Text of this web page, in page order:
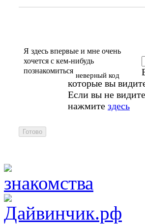
Я здесь впервые и мне очень
хочется с кем-нибудь
познакомиться
неверный код
которые вы
Если вы не
нажмите здесь